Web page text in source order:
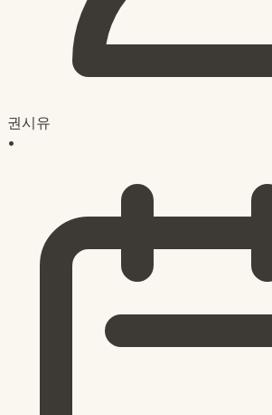
권시유
•